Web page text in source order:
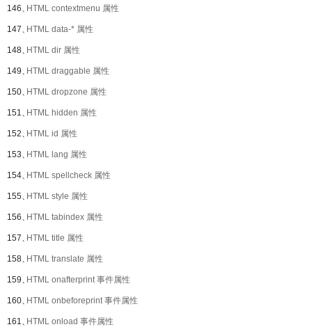
146、HTML contextmenu 属性
147、HTML data-* 属性
148、HTML dir 属性
149、HTML draggable 属性
150、HTML dropzone 属性
151、HTML hidden 属性
152、HTML id 属性
153、HTML lang 属性
154、HTML spellcheck 属性
155、HTML style 属性
156、HTML tabindex 属性
157、HTML title 属性
158、HTML translate 属性
159、HTML onafterprint 事件属性
160、HTML onbeforeprint 事件属性
161、HTML onload 事件属性